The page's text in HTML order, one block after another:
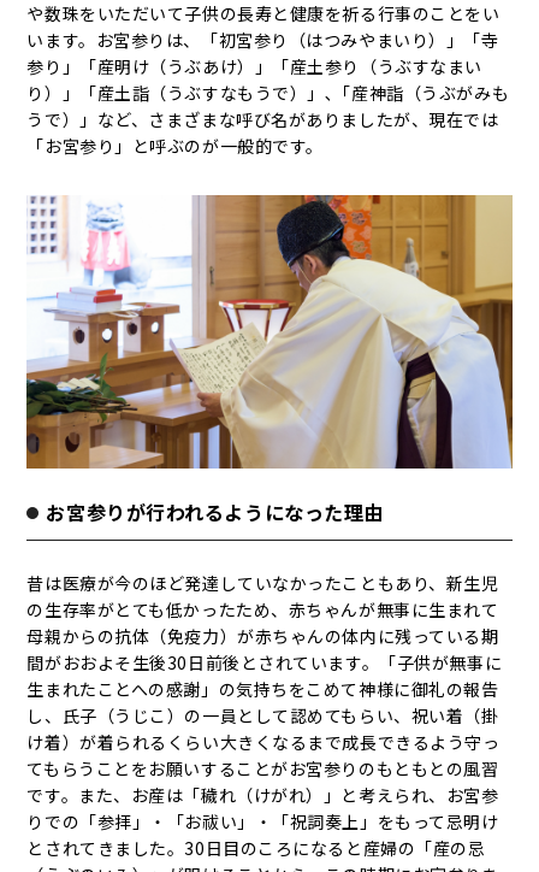
や数珠をいただいて子供の長寿と健康を祈る行事のことをい
います。お宮参りは、「初宮参り（はつみやまいり）」「寺
参り」「産明け（うぶあけ）」「産土参り（うぶすなまい
り）」「産土詣（うぶすなもうで）」､「産神詣（うぶがみも
うで）」など、さまざまな呼び名がありましたが、現在では
「お宮参り」と呼ぶのが一般的です。
お宮参りが行われるようになった理由
昔は医療が今のほど発達していなかったこともあり、新生児
の生存率がとても低かったため、赤ちゃんが無事に生まれて
母親からの抗体（免疫力）が赤ちゃんの体内に残っている期
間がおおよそ生後30日前後とされています。「子供が無事に
生まれたことへの感謝」の気持ちをこめて神様に御礼の報告
し、氏子（うじこ）の一員として認めてもらい、祝い着（掛
け着）が着られるくらい大きくなるまで成長できるよう守っ
てもらうことをお願いすることがお宮参りのもともとの風習
です。また、お産は「穢れ（けがれ）」と考えられ、お宮参
りでの「参拝」・「お祓い」・「祝詞奏上」をもって忌明け
とされてきました。30日目のころになると産婦の「産の忌